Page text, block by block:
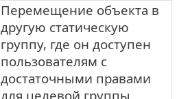
Перемещение объекта в
другую статическую
группу, где он доступен
пользователям с
достаточными правами
для целевой группы.